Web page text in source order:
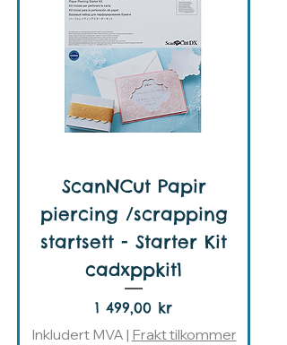
ScanNCut Papir
piercing /scrapping
startsett - Starter Kit
cadxppkit1
Pris
1 499,00 kr
Inkludert MVA | Frakt tilkommer